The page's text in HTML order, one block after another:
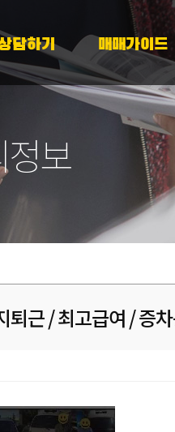
담하기 매매가이드
보
근 / 최고급여 / 증